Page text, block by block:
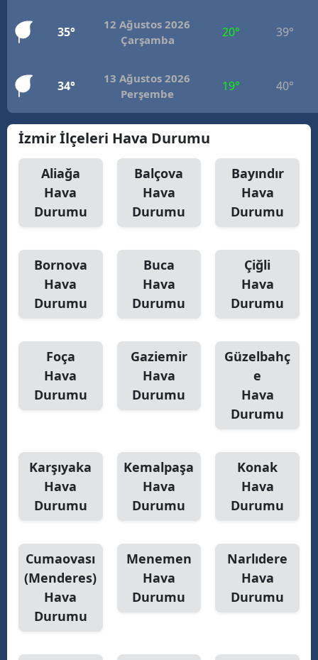
Kırşehir
Konya
Kütahya
Manisa
Kahramanmaraş
Muş
Niğde
Rize
Samsun
Siirt
Sivas
35°
12 Ağustos 2026
Çarşamba
20° 39°
34°
13 Ağustos 2026
Perşembe
19° 40°
İzmir İlçeleri Hava Durumu
Aliağa
Hava
Durumu
Balçova
Hava
Durumu
Bayındır
Hava
Durumu
Bornova
Hava
Durumu
Buca
Hava
Durumu
Çiğli
Hava
Durumu
Foça
Hava
Durumu
Gaziemir
Hava
Durumu
Güzelbahç
e
Hava
Durumu
Karşıyaka
Hava
Durumu
Kemalpaşa
Hava
Durumu
Konak
Hava
Durumu
Cumaovası
(Menderes)
Hava
Durumu
Menemen
Hava
Durumu
Narlıdere
Hava
Durumu